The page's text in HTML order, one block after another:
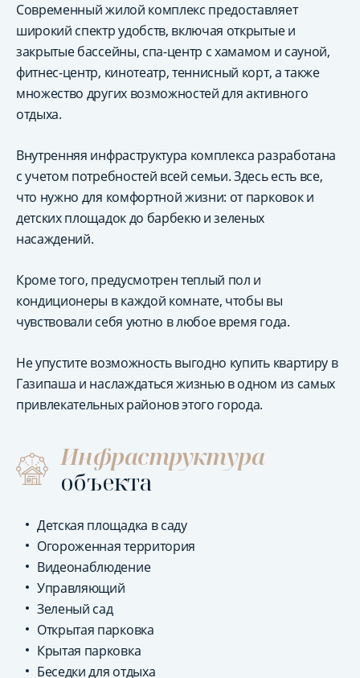
Современный жилой комплекс предоставляет
широкий спектр удобств, включая открытые и
закрытые бассейны, спа-центр с хамамом и сауной,
фитнес-центр, кинотеатр, теннисный корт, а также
множество других возможностей для активного
отдыха.
Внутренняя инфраструктура комплекса разработана
с учетом потребностей всей семьи. Здесь есть все,
что нужно для комфортной жизни: от парковок и
детских площадок до барбекю и зеленых
насаждений.
Кроме того, предусмотрен теплый пол и
кондиционеры в каждой комнате, чтобы вы
чувствовали себя уютно в любое время года.
Не упустите возможность выгодно купить квартиру в
Газипаша и наслаждаться жизнью в одном из самых
привлекательных районов этого города.
Инфраструктура
объекта
Детская площадка в саду
Огороженная территория
Видеонаблюдение
Управляющий
Зеленый сад
Открытая парковка
Крытая парковка
Беседки для отдыха